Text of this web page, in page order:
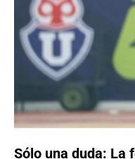
Sólo una duda: La